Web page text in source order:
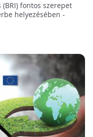
(BRI) fontos szerepet
helyezésében -